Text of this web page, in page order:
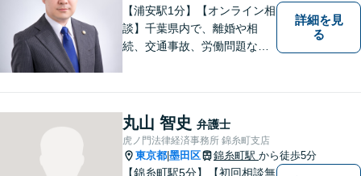
に」対応。
【浦安駅1分】【オンライン相
談】千葉県内で、離婚や相
続、交通事故、労働問題な
た」と思っていただけるよ
う、誠実に対応いたします。
【相談しやすい法律事務所】
詳細を見
る
丸山 智史 弁護士
虎ノ門法律経済事務所 錦糸町支店
東京都 墨田区 錦糸町駅 から徒歩5分
【錦糸町駅5分】【初回相談無